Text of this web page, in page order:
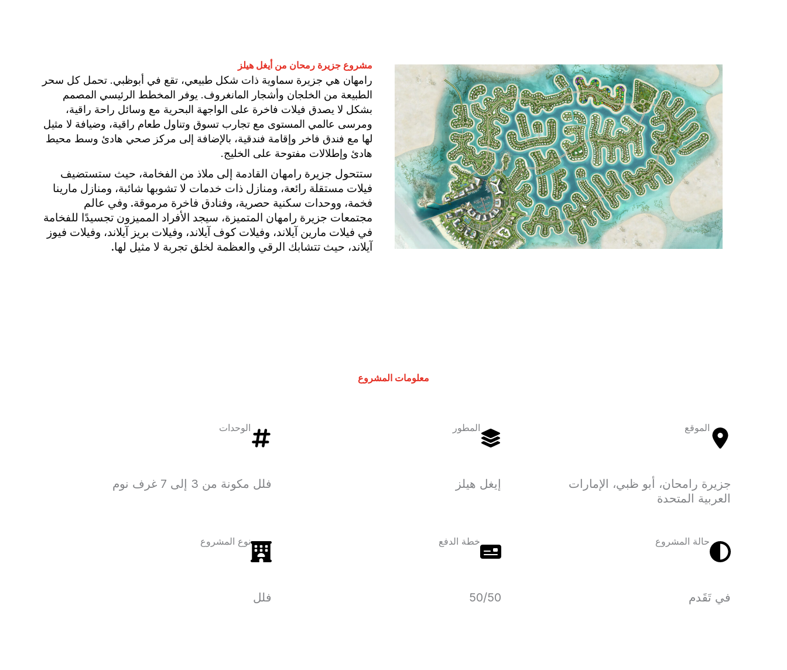
مشروع جزيرة رمحان من أيغل هيلز
رامهان هي جزيرة سماوية ذات شكل طبيعي، تقع في أبوظبي. تحمل كل سحر
الطبيعة من الخلجان وأشجار المانغروف. يوفر المخطط الرئيسي المصمم
بشكل لا يصدق فيلات فاخرة على الواجهة البحرية مع وسائل راحة راقية،
ومرسى عالمي المستوى مع تجارب تسوق وتناول طعام راقية، وضيافة لا مثيل
لها مع فندق فاخر وإقامة فندقية، بالإضافة إلى مركز صحي هادئ وسط محيط
هادئ وإطلالات مفتوحة على الخليج.
ستتحول جزيرة رامهان القادمة إلى ملاذ من الفخامة، حيث ستستضيف
فيلات مستقلة رائعة، ومنازل ذات خدمات لا تشوبها شائبة، ومنازل مارينا
فخمة، ووحدات سكنية حصرية، وفنادق فاخرة مرموقة. وفي عالم
مجتمعات جزيرة رامهان المتميزة، سيجد الأفراد المميزون تجسيدًا للفخامة
في فيلات مارين آيلاند، وفيلات كوف آيلاند، وفيلات بريز آيلاند، وفيلات فيوز
آيلاند، حيث تتشابك الرقي والعظمة لخلق تجربة لا مثيل لها.
معلومات المشروع
الموقع
جزيرة رامحان، أبو ظبي، الإمارات
العربية المتحدة
المطور
إيغل هيلز
الوحدات
فلل مكونة من 3 إلى 7 غرف نوم
حالة المشروع
في تَقَدم
خطة الدفع
50/50
نوع المشروع
فلل